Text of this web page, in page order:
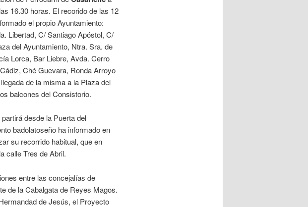
16.30 horas. El recorido de las 12
el propio Ayuntamiento:
Libertad, C/ Santiago Apóstol, C/
del Ayuntamiento, Ntra. Sra. de
Lorca, Bar Liebre, Avda. Cerro
Ché Guevara, Ronda Arroyo
de la misma a la Plaza del
balcones del Consistorio.
desde la Puerta del
badolatoseño ha informado en
su recorrido habitual, que en
calle Tres de Abril.
entre las concejalías de
de la Cabalgata de Reyes Magos.
de Jesús, el Proyecto